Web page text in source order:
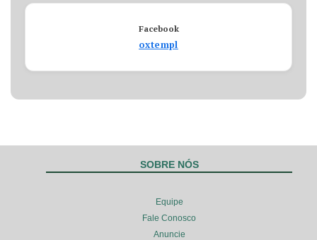
Facebook
oxtempl
SOBRE NÓS
Equipe
Fale Conosco
Anuncie